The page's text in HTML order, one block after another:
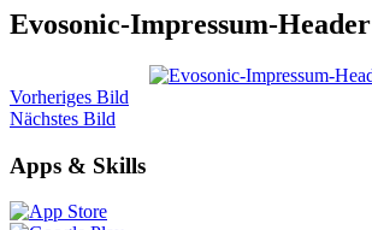
Evosonic-Impressum-Header
Vorheriges Bild
Nächstes Bild
Apps & Skills